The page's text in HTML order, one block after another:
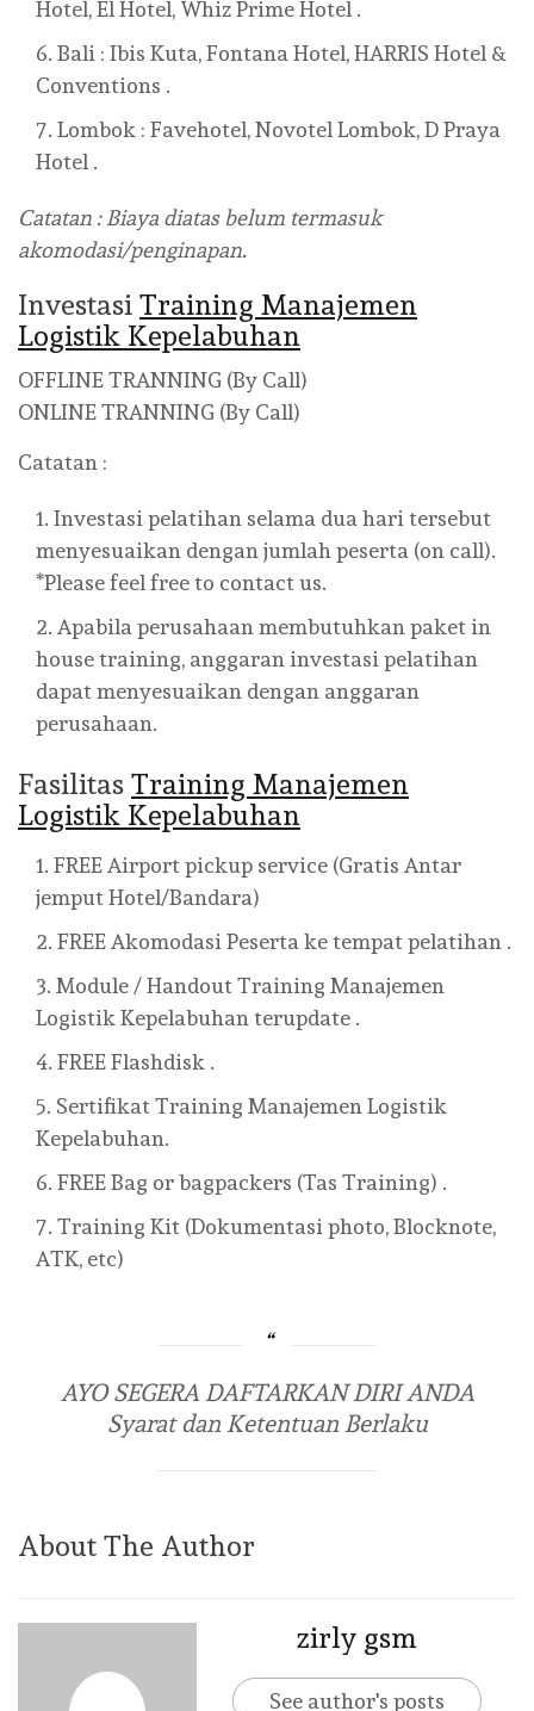
Hotel, El Hotel, Whiz Prime Hotel .
Bali : Ibis Kuta, Fontana Hotel, HARRIS Hotel &
Conventions .
Lombok : Favehotel, Novotel Lombok, D Praya
Hotel .
Catatan : Biaya diatas belum termasuk
akomodasi/penginapan.
Investasi Training Manajemen
Logistik Kepelabuhan
OFFLINE TRANNING (By Call)
ONLINE TRANNING (By Call)
Catatan :
Investasi pelatihan selama dua hari tersebut
menyesuaikan dengan jumlah peserta (on call).
*Please feel free to contact us.
Apabila perusahaan membutuhkan paket in
house training, anggaran investasi pelatihan
dapat menyesuaikan dengan anggaran
perusahaan.
Fasilitas Training Manajemen
Logistik Kepelabuhan
FREE Airport pickup service (Gratis Antar
jemput Hotel/Bandara)
FREE Akomodasi Peserta ke tempat pelatihan .
Module / Handout Training Manajemen
Logistik Kepelabuhan terupdate .
FREE Flashdisk .
Sertifikat Training Manajemen Logistik
Kepelabuhan.
FREE Bag or bagpackers (Tas Training) .
Training Kit (Dokumentasi photo, Blocknote,
ATK, etc)
AYO SEGERA DAFTARKAN DIRI ANDA
Syarat dan Ketentuan Berlaku
About The Author
zirly gsm
See author's posts